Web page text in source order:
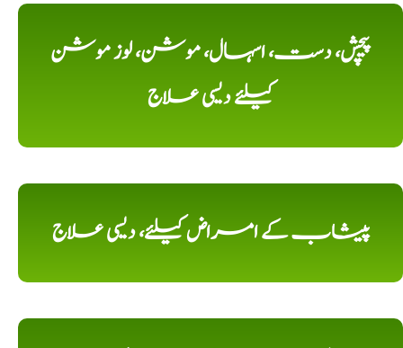
پیچش، دست، اسہال، موشن، لوز موشن
کیلئے دیسی علاج
پیشاب کے امراض کیلئے، دیسی علاج